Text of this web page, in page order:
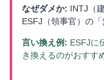
なぜダメか: INTJ（
ESFJ（領事官）の
言い換え例: ESFJに
き換えるのがおすす